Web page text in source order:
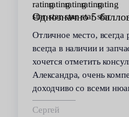
Однозначно 5
Отличное место,
всегда в наличии и
хочется отметить
Александра, очень
доходчиво со всеми
Сергей